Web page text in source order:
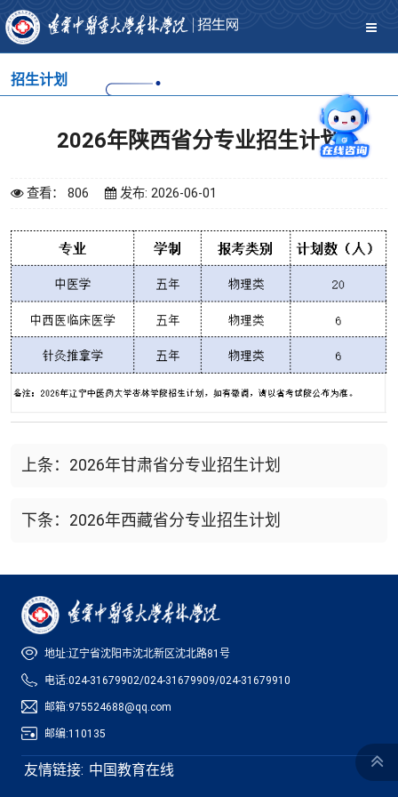
招生计划
2026年陕西省分专业招生计划
查看： 806 发布: 2026-06-01
上条：2026年甘肃省分专业招生计划
下条：2026年西藏省分专业招生计划
地址:辽宁省沈阳市沈北新区沈北路81号
电话:024-31679902/024-31679909/024-31679910
邮箱:975524688@qq.com
邮编:110135
友情链接: 中国教育在线